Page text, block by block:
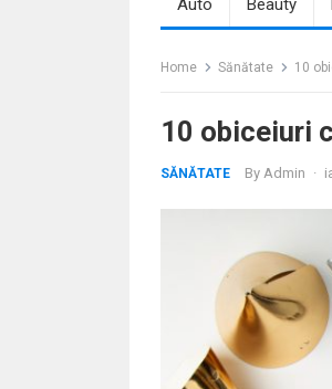
Auto Beauty
Home Sănătate 10
10 obiceiuri
SĂNĂTATE By Admin ·